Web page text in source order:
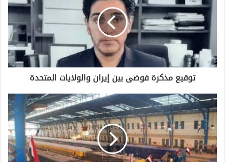
ت
ر
ي
توقيع مذكرة فوضى بين إيران والولايات المتحدة